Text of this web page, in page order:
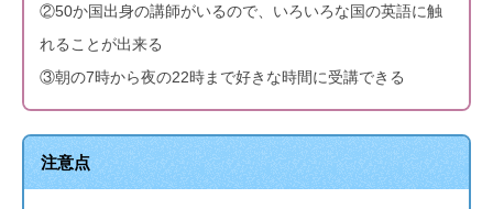
②50か国出身の講師がいるので、いろいろな国の英語に触
れることが出来る
③朝の7時から夜の22時まで好きな時間に受講できる
注意点